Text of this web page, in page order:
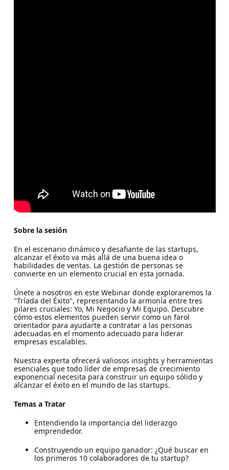
Sobre la sesión
En el escenario dinámico y desafiante de las startups,
alcanzar el éxito va más allá de una buena idea o
habilidades de ventas. La gestión de personas se
convierte en un elemento crucial en esta jornada.
Únete a nosotros en este Webinar donde exploraremos la
"Tríada del Éxito", representando la armonía entre tres
pilares cruciales: Yo, Mi Negocio y Mi Equipo. Descubre
cómo estos elementos pueden servir como un farol
orientador para ayudarte a contratar a las personas
adecuadas en el momento adecuado para liderar
empresas escalables.
Nuestra experta ofrecerá valiosos insights y herramientas
esenciales que todo líder de empresas de crecimiento
exponencial necesita para construir un equipo sólido y
alcanzar el éxito en el mundo de las startups.
Temas a Tratar
Entendiendo la importancia del liderazgo
emprendedor.
Construyendo un equipo ganador: ¿Qué buscar en
los primeros 10 colaboradores de tu startup?